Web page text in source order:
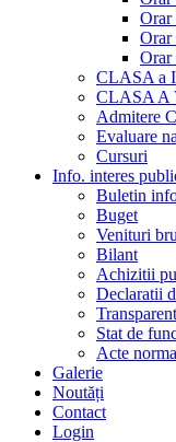
Orar
Orar
Orar
CLASA a
CLASA A
Admitere
Evaluare
Cursuri
Info. interes
Buletin
Buget
Venituri
Bilant
Achizitii
Declaratii
Stat de
Acte
Galerie
Noutăți
Contact
Login